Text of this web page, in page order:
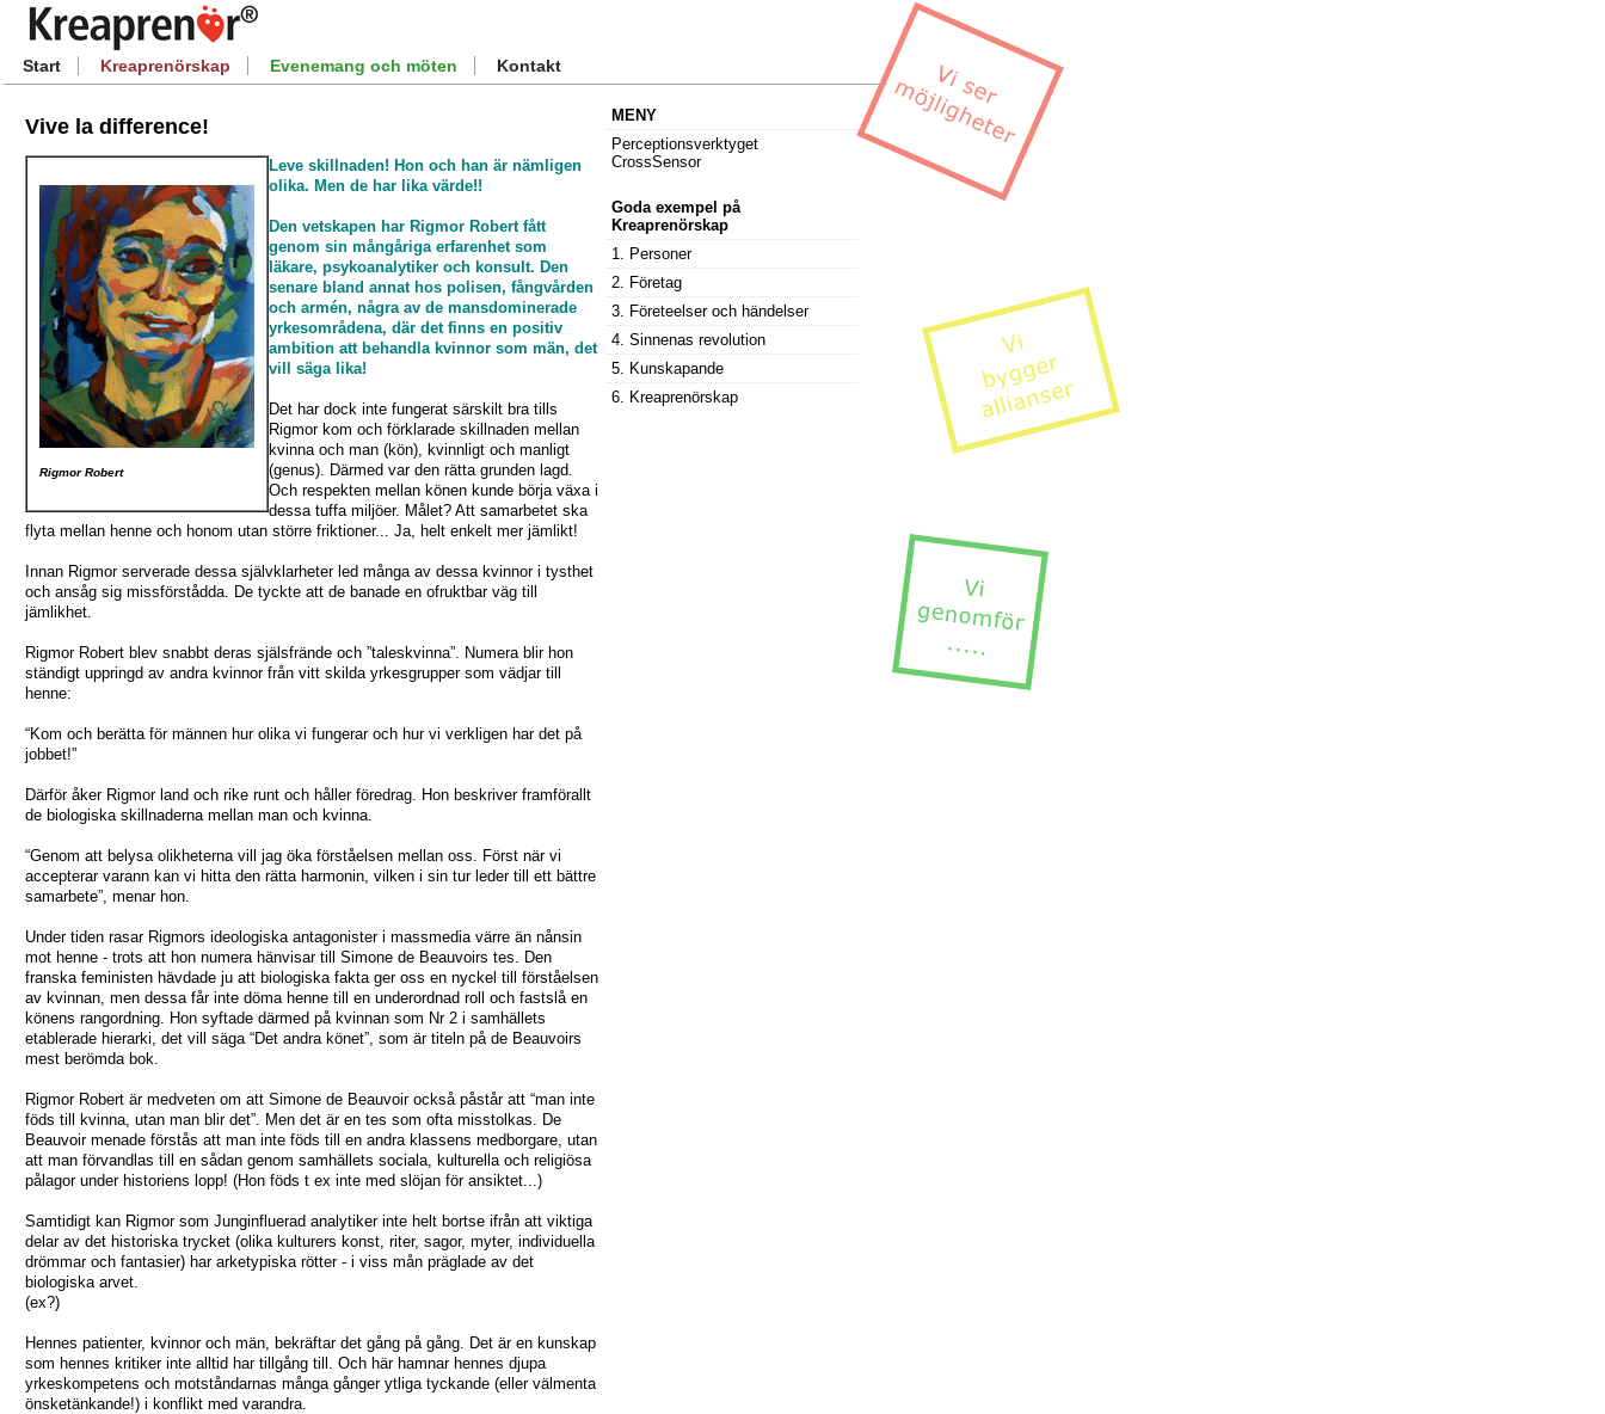
Start Kreaprenörskap Evenemang och möten Kontakt
MENY
Perceptionsverktyget
CrossSensor
Goda exempel på
Kreaprenörskap
1. Personer
2. Företag
3. Företeelser och händelser
4. Sinnenas revolution
5. Kunskapande
6. Kreaprenörskap
Vive la difference!
Rigmor Robert
Leve skillnaden! Hon och han är nämligen
olika. Men de har lika värde!!
Den vetskapen har Rigmor Robert fått
genom sin mångåriga erfarenhet som
läkare, psykoanalytiker och konsult. Den
senare bland annat hos polisen, fångvården
och armén, några av de mansdominerade
yrkesområdena, där det finns en positiv
ambition att behandla kvinnor som män, det
vill säga lika!
Det har dock inte fungerat särskilt bra tills
Rigmor kom och förklarade skillnaden mellan
kvinna och man (kön), kvinnligt och manligt
(genus). Därmed var den rätta grunden lagd.
Och respekten mellan könen kunde börja växa i
dessa tuffa miljöer. Målet? Att samarbetet ska
flyta mellan henne och honom utan större friktioner... Ja, helt enkelt mer jämlikt!
Innan Rigmor serverade dessa självklarheter led många av dessa kvinnor i tysthet
och ansåg sig missförstådda. De tyckte att de banade en ofruktbar väg till
jämlikhet.
Rigmor Robert blev snabbt deras själsfrände och ”taleskvinna”. Numera blir hon
ständigt uppringd av andra kvinnor från vitt skilda yrkesgrupper som vädjar till
henne:
“Kom och berätta för männen hur olika vi fungerar och hur vi verkligen har det på
jobbet!”
Därför åker Rigmor land och rike runt och håller föredrag. Hon beskriver framförallt
de biologiska skillnaderna mellan man och kvinna.
“Genom att belysa olikheterna vill jag öka förståelsen mellan oss. Först när vi
accepterar varann kan vi hitta den rätta harmonin, vilken i sin tur leder till ett bättre
samarbete”, menar hon.
Under tiden rasar Rigmors ideologiska antagonister i massmedia värre än nånsin
mot henne - trots att hon numera hänvisar till Simone de Beauvoirs tes. Den
franska feministen hävdade ju att biologiska fakta ger oss en nyckel till förståelsen
av kvinnan, men dessa får inte döma henne till en underordnad roll och fastslå en
könens rangordning. Hon syftade därmed på kvinnan som Nr 2 i samhällets
etablerade hierarki, det vill säga “Det andra könet”, som är titeln på de Beauvoirs
mest berömda bok.
Rigmor Robert är medveten om att Simone de Beauvoir också påstår att “man inte
föds till kvinna, utan man blir det”. Men det är en tes som ofta misstolkas. De
Beauvoir menade förstås att man inte föds till en andra klassens medborgare, utan
att man förvandlas till en sådan genom samhällets sociala, kulturella och religiösa
pålagor under historiens lopp! (Hon föds t ex inte med slöjan för ansiktet...)
Samtidigt kan Rigmor som Junginfluerad analytiker inte helt bortse ifrån att viktiga
delar av det historiska trycket (olika kulturers konst, riter, sagor, myter, individuella
drömmar och fantasier) har arketypiska rötter - i viss mån präglade av det
biologiska arvet.
(ex?)
Hennes patienter, kvinnor och män, bekräftar det gång på gång. Det är en kunskap
som hennes kritiker inte alltid har tillgång till. Och här hamnar hennes djupa
yrkeskompetens och motståndarnas många gånger ytliga tyckande (eller välmenta
önsketänkande!) i konflikt med varandra.